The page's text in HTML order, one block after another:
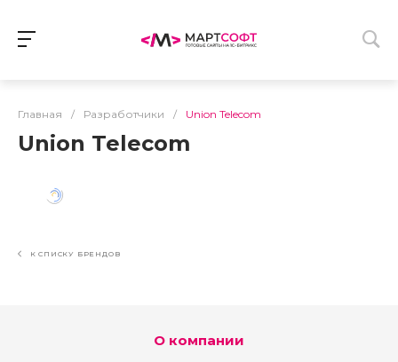
Главная / Разработчики / Union Telecom
Union Telecom
К СПИСКУ БРЕНДОВ
О компании